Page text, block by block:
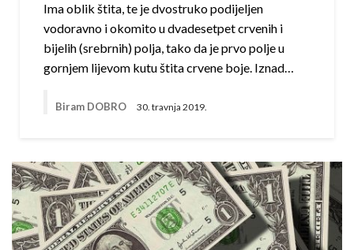
Ima oblik štita, te je dvostruko podijeljen
vodoravno i okomito u dvadesetpet crvenih i
bijelih (srebrnih) polja, tako da je prvo polje u
gornjem lijevom kutu štita crvene boje. Iznad…
Biram DOBRO 30. travnja 2019.